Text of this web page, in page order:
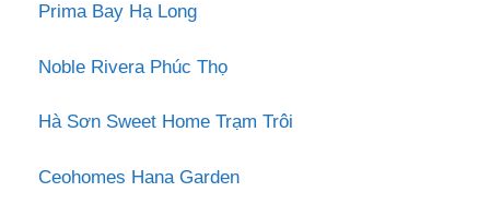
Prima Bay Hạ Long
Noble Rivera Phúc Thọ
Hà Sơn Sweet Home Trạm Trôi
Ceohomes Hana Garden